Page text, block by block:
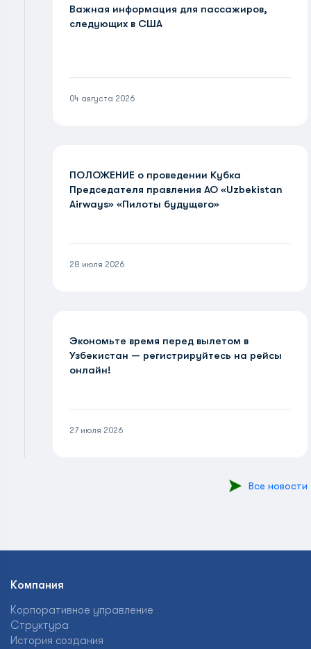
Важная информация для пассажиров,
следующих в США
04 августа 2026
ПОЛОЖЕНИЕ о проведении Кубка
Председателя правления АО «Uzbekistan
Airways» «Пилоты будущего»
28 июля 2026
Экономьте время перед вылетом в
Узбекистан — регистрируйтесь на рейсы
онлайн!
27 июля 2026
Все новости
Компания
Корпоративное управление
Структура
История создания